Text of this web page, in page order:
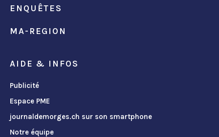
ENQUÊTES
MA-REGION
AIDE & INFOS
Publicité
Espace PME
journaldemorges.ch sur son smartphone
Notre équipe